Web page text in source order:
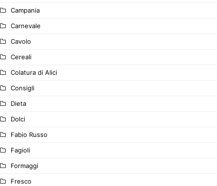
Campania
Carnevale
Cavolo
Cereali
Colatura di Alici
Consigli
Dieta
Dolci
Fabio Russo
Fagioli
Formaggi
Fresco